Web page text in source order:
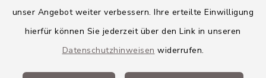
unser Angebot weiter verbessern. Ihre erteilte Einwilligung
hierfür können Sie jederzeit über den Link in unseren
Datenschutzhinweisen widerrufen.
VG Altenstadt